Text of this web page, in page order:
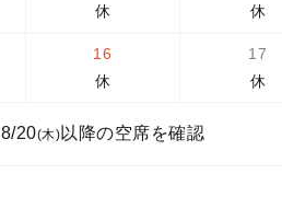
休
休
16
休
17
休
8/20(木) 以降の空席を確認